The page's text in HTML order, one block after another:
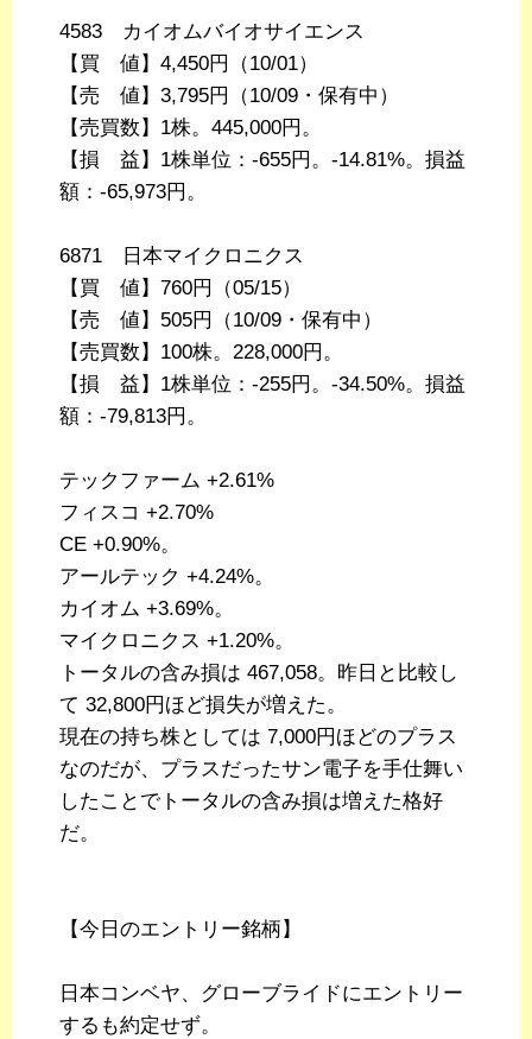
4583 カイオムバイオサイエンス
【買 値】4,450円（10/01）
【売 値】3,795円（10/09・保有中）
【売買数】1株。445,000円。
【損 益】1株単位：-655円。-14.81%。損益
額：-65,973円。
6871 日本マイクロニクス
【買 値】760円（05/15）
【売 値】505円（10/09・保有中）
【売買数】100株。228,000円。
【損 益】1株単位：-255円。-34.50%。損益
額：-79,813円。
テックファーム +2.61%
フィスコ +2.70%
CE +0.90%。
アールテック +4.24%。
カイオム +3.69%。
マイクロニクス +1.20%。
トータルの含み損は 467,058。昨日と比較し
て 32,800円ほど損失が増えた。
現在の持ち株としては 7,000円ほどのプラス
なのだが、プラスだったサン電子を手仕舞い
したことでトータルの含み損は増えた格好
だ。
【今日のエントリー銘柄】
日本コンベヤ、グローブライドにエントリー
するも約定せず。